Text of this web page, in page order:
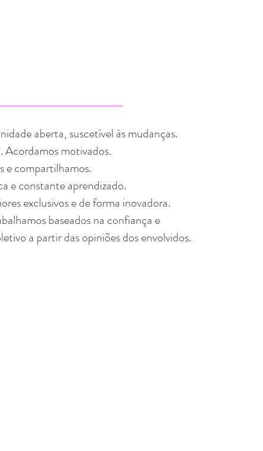
aberta, suscetível às mudanças.
Acordamos motivados.
e compartilhamos.
e constante aprendizado.
exclusivos e de forma inovadora.
baseados na confiança e
a partir das opiniões dos envolvidos.